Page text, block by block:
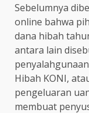
Sebelumnya
online bahwa
dana hibah
antara lain
Hibah KONI,
pengeluaran
membuat